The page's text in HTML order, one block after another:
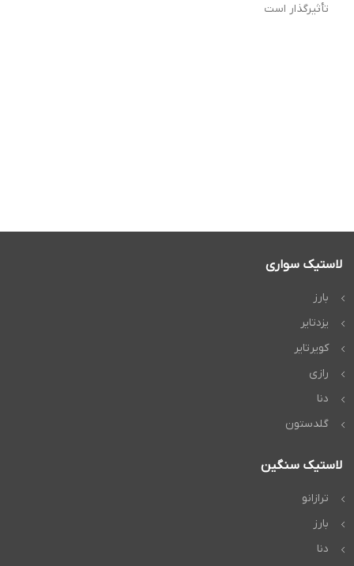
تأثیرگذار است
لاستیک سواری
بارز
یزدتایر
کویرتایر
رازی
دنا
گلدستون
لاستیک سنگین
ترازانو
بارز
دنا